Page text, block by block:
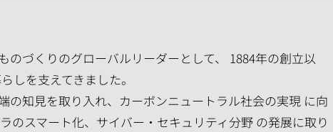
のづくりのグローバルリーダーとして、 1884年の創立以
しを支えてきました。
の知見を取り入れ、カーボンニュートラル社会の実現 に向
のスマート化、サイバー・セキュリティ分野 の発展に取り